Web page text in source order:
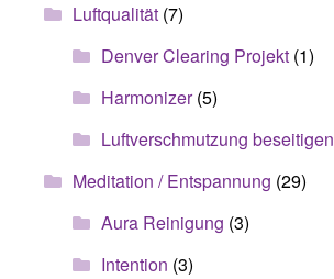
Luftqualität(7)
Denver Clearing Projekt(1)
Harmonizer(5)
Luftverschmutzung beseitigen
Meditation / Entspannung (29)
Aura Reinigung (3)
Intention (3)